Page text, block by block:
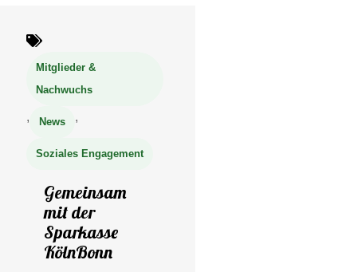
Mitglieder &
Nachwuchs
, News ,
Soziales Engagement
Gemeinsam
mit der
Sparkasse
KölnBonn